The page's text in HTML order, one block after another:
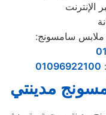
سامسونج:
01096922100
مدينتي